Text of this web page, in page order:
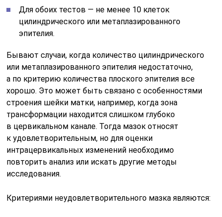
Для обоих тестов — не менее 10 клеток
цилиндрического или метаплазированного
эпителия.
Бывают случаи, когда количество цилиндрического
или метаплазированного эпителия недостаточно,
а по критерию количества плоского эпителия все
хорошо. Это может быть связано с особенностями
строения шейки матки, например, когда зона
трансформации находится слишком глубоко
в цервикальном канале. Тогда мазок относят
к удовлетворительным, но для оценки
интрацервикальных изменений необходимо
повторить анализ или искать другие методы
исследования.
Критериями неудовлетворительного мазка являются: